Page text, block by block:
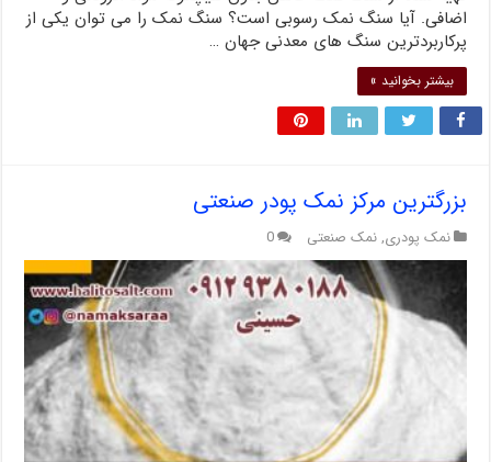
اضافی. آیا سنگ نمک رسوبی است؟ سنگ نمک را می توان یکی از
پرکاربردترین سنگ های معدنی جهان …
بیشتر بخوانید »
بزرگترین مرکز نمک پودر صنعتی
نمک پودری, نمک صنعتی 0